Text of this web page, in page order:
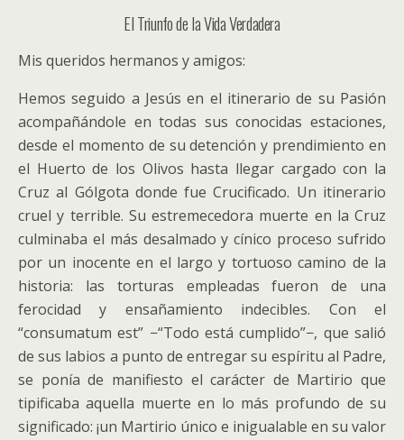
El Triunfo de la Vida Verdadera
Mis queridos hermanos y amigos:
Hemos seguido a Jesús en el itinerario de su Pasión
acompañándole en todas sus conocidas estaciones,
desde el momento de su detención y prendimiento en
el Huerto de los Olivos hasta llegar cargado con la
Cruz al Gólgota donde fue Crucificado. Un itinerario
cruel y terrible. Su estremecedora muerte en la Cruz
culminaba el más desalmado y cínico proceso sufrido
por un inocente en el largo y tortuoso camino de la
historia: las torturas empleadas fueron de una
ferocidad y ensañamiento indecibles. Con el
“consumatum est” −“Todo está cumplido”−, que salió
de sus labios a punto de entregar su espíritu al Padre,
se ponía de manifiesto el carácter de Martirio que
tipificaba aquella muerte en lo más profundo de su
significado: ¡un Martirio único e inigualable en su valor